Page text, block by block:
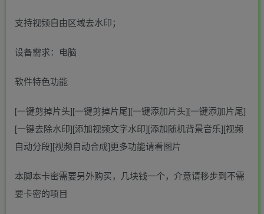
支持视频自由区域去水印；
设备需求：电脑
软件特色功能
[一键剪掉片头][一键剪掉片尾][一键添加片头][一键添加片尾]
[一键去除水印][添加视频文字水印][添加随机背景音乐][视频
自动分段][视频自动合成]更多功能请看图片
本脚本卡密需要另外购买，几块钱一个，介意请移步到不需
要卡密的项目